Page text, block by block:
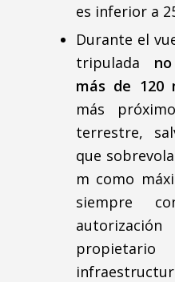
es inferior a
Durante el
tripulada
más de 120
más
terrestre,
que
m como
siempre